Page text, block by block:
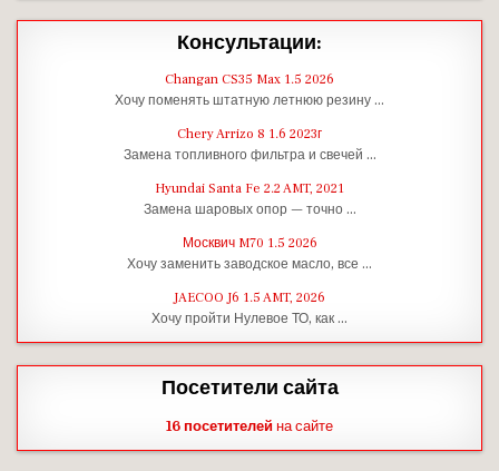
Консультации:
Changan CS35 Max 1.5 2026
Хочу поменять штатную летнюю резину …
Chery Arrizo 8 1.6 2023г
Замена топливного фильтра и свечей …
Hyundai Santa Fe 2.2 AMT, 2021
Замена шаровых опор — точно …
Москвич M70 1.5 2026
Хочу заменить заводское масло, все …
JAECOO J6 1.5 AMT, 2026
Хочу пройти Нулевое ТО, как …
Посетители сайта
16 посетителей на сайте